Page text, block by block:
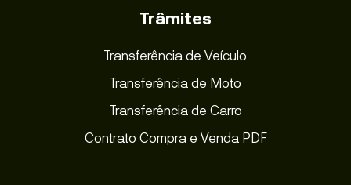
Trâmites
Transferência de Veículo
Transferência de Moto
Transferência de Carro
Contrato Compra e Venda PDF